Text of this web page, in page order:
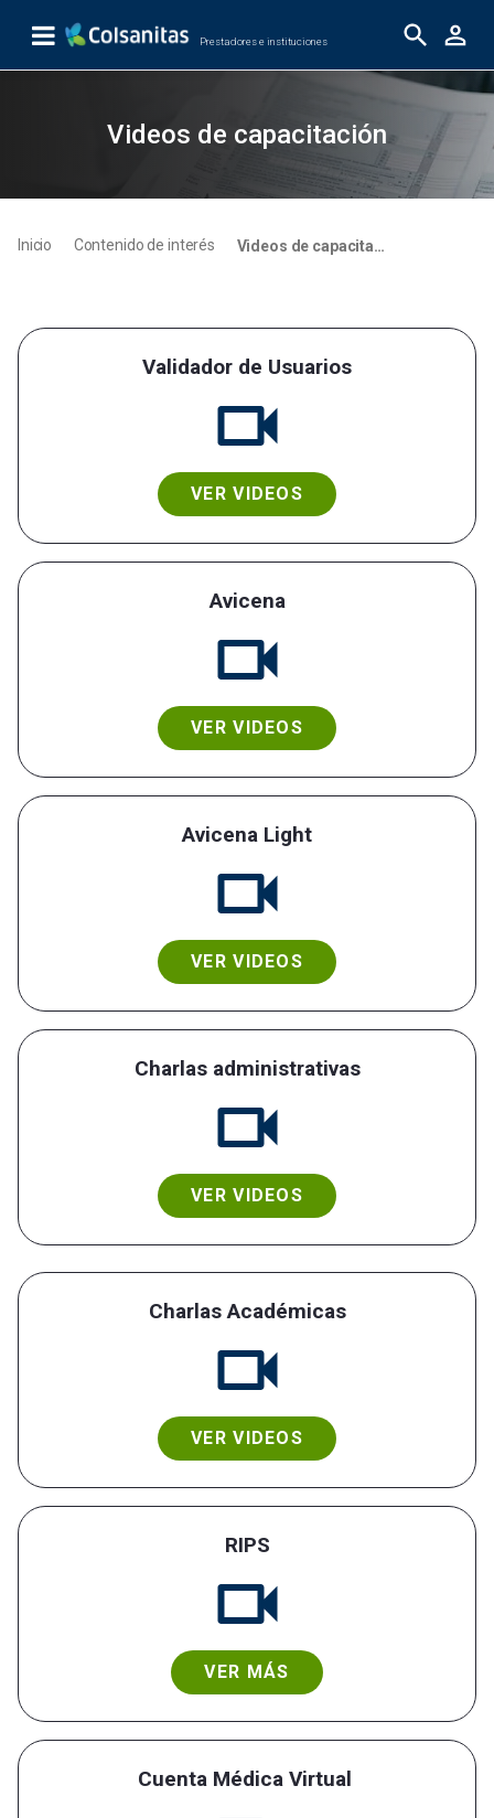
Skip to Main Content
Prestadores e instituciones
Videos de capacitación
Inicio Contenido de interés Videos de capacitaciones
Validador de Usuarios
VER VIDEOS
Avicena
VER VIDEOS
Avicena Light
VER VIDEOS
Charlas administrativas
VER VIDEOS
Charlas Académicas
VER VIDEOS
RIPS
VER MÁS
Cuenta Médica Virtual